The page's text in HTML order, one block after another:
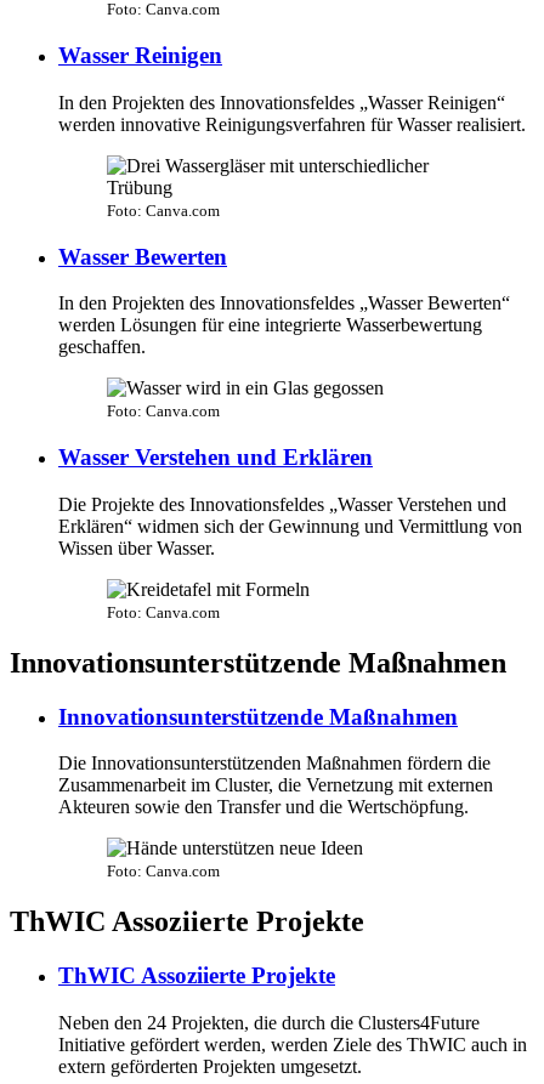
Foto: Canva.com
Wasser Reinigen
In den Projekten des Innovationsfeldes „Wasser Reinigen“
werden innovative Reinigungsverfahren für Wasser realisiert.
Foto: Canva.com
Wasser Bewerten
In den Projekten des Innovationsfeldes „Wasser Bewerten“
werden Lösungen für eine integrierte Wasserbewertung
geschaffen.
Foto: Canva.com
Wasser Verstehen und Erklären
Die Projekte des Innovationsfeldes „Wasser Verstehen und
Erklären“ widmen sich der Gewinnung und Vermittlung von
Wissen über Wasser.
Foto: Canva.com
Innovationsunterstützende Maßnahmen
Innovationsunterstützende Maßnahmen
Die Innovationsunterstützenden Maßnahmen fördern die
Zusammenarbeit im Cluster, die Vernetzung mit externen
Akteuren sowie den Transfer und die Wertschöpfung.
Foto: Canva.com
ThWIC Assoziierte Projekte
ThWIC Assoziierte Projekte
Neben den 24 Projekten, die durch die Clusters4Future
Initiative gefördert werden, werden Ziele des ThWIC auch in
extern geförderten Projekten umgesetzt.